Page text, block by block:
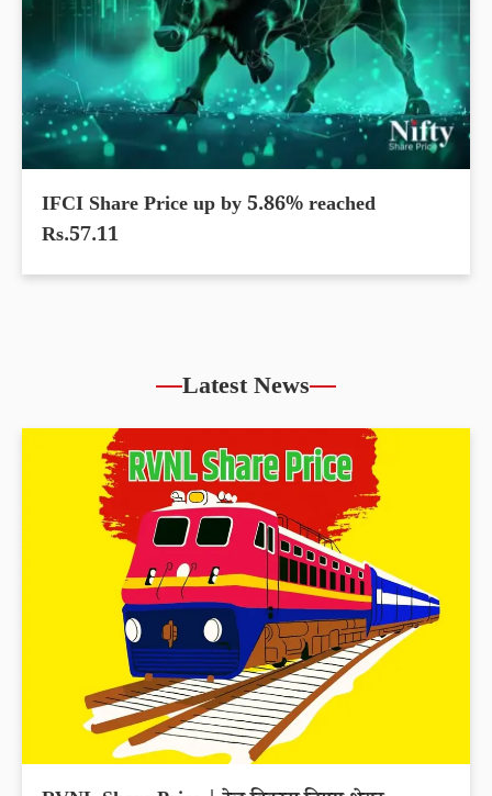
IFCI Share Price up by 5.86% reached
Rs.57.11
Latest News